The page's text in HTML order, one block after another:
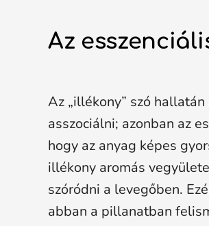
Az
Az „illékony” szó
asszociálni; azonban az
hogy az anyag képes
illékony aromás
szóródni a levegőben.
abban a pillanatban